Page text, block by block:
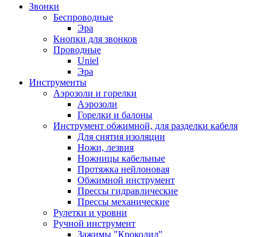
Звонки
Беспроводные
Эра
Кнопки для звонков
Проводные
Uniel
Эра
Инструменты
Аэрозоли и горелки
Аэрозоли
Горелки и балоны
Инструмент обжимной, для разделки кабеля
Для снятия изоляции
Ножи, лезвия
Ножницы кабельные
Протяжка нейлоновая
Обжимной инструмент
Прессы гидравлические
Прессы механические
Рулетки и уровни
Ручной инструмент
Зажимы "Крокодил"